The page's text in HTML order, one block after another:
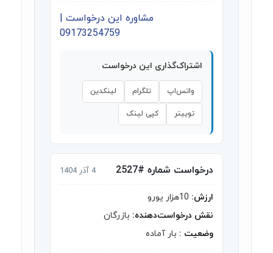
مشاوره این درخواست |
09173254759
اشتراک‌گذاری این درخواست
واتس‌اپ تلگرام لینکدین
توییتر کپی لینک
درخواست شماره #2527 4 آذر 1404
ارزش:
نقش درخواست‌دهنده: بازرگان
وضعیت : بار آماده